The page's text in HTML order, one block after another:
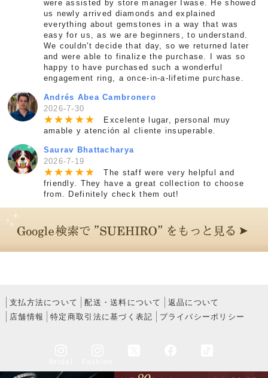
were assisted by store manager Iwase. He showed
us newly arrived diamonds and explained
everything about gemstones in a way that was
easy for us, as we are beginners, to understand.
We couldn't decide that day, so we returned later
and were able to finalize the purchase. I was so
happy to have purchased such a wonderful
engagement ring, a once-in-a-lifetime purchase.
Andrés Abea Cambronero
2026-7-30
★★★ ★★
Excelente lugar, personal muy
amable y atención al cliente insuperable.
Saurav Bhattacharya
2026-7-19
★★★ ★★
The staff were very helpful and
friendly. They have a great collection to choose
from. Definitely check them out!
支払方法について 配送・送料について
返品について
店舗情報
特定商取引法に基づく表記 プライバシーポリシー